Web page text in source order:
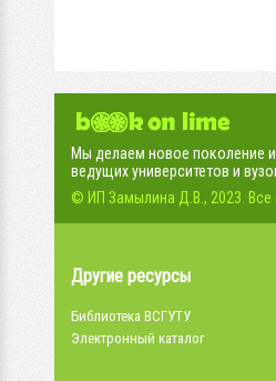
Мы делаем новое поколение
ведущих университетов и
© ИП Замылина Д.В., 2023. Все
Другие ресурсы
Библиотека ВСГУТУ
Электронный каталог